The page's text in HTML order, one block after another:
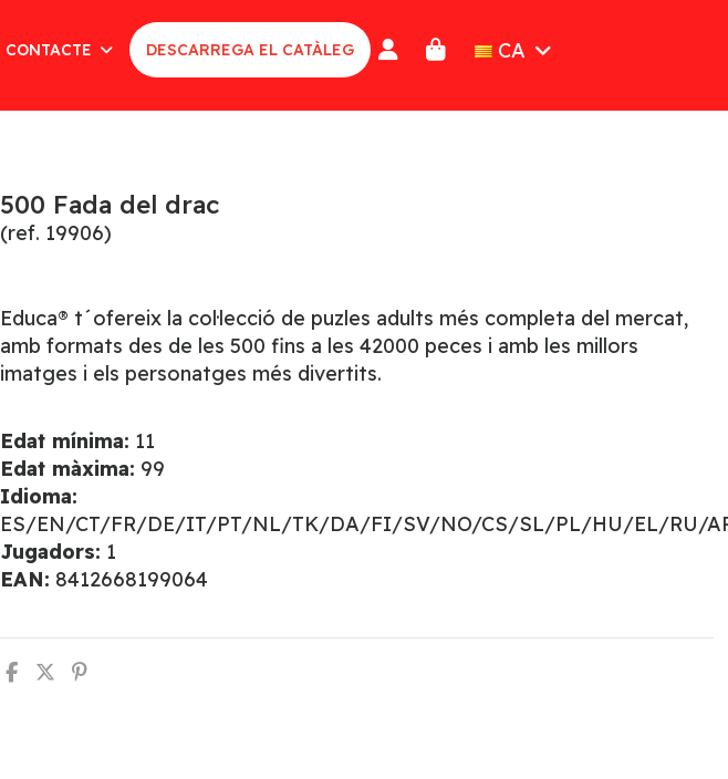
CONTACTE DESCARREGA EL CATÀLEG CA
500 Fada del drac
(ref. 19906)
Educa® t´ofereix la col·lecció de puzles adults més completa del mercat,
amb formats des de les 500 fins a les 42000 peces i amb les millors
imatges i els personatges més divertits.
Edat mínima: 11
Edat màxima: 99
Idioma:
ES/EN/CT/FR/DE/IT/PT/NL/TK/DA/FI/SV/NO/CS/SL/PL/HU/EL/RU/
Jugadors: 1
EAN: 8412668199064